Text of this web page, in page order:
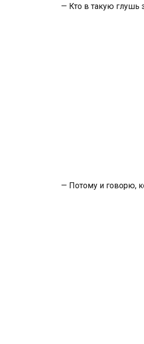
— Кто в такую глушь
— Потому и говорю,